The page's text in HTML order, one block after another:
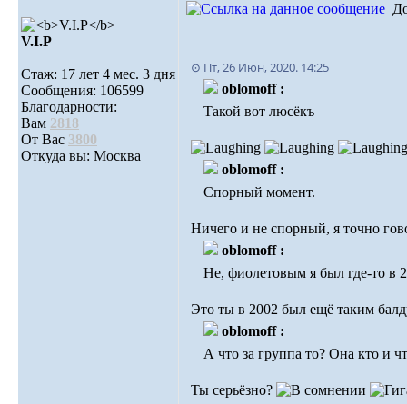
V.I.Р
Стаж: 17 лет 4 мес. 3 дня
Сообщения: 106599
Благодарности:
Вам 2818
От Вас 3800
Откуда вы: Москва
⊙ Пт, 26 Июн, 2020. 14:25
oblomoff :
Такой вот люсёкъ
oblomoff :
Спорный момент.
Ничего и не спорный, я точно
oblomoff :
Не, фиолетовым я был где-то в
Это ты в 2002 был ещё таким
oblomoff :
А что за группа то? Она кто и
Ты серьёзно?